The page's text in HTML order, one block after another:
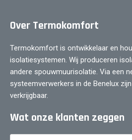
Over Termokomfort
Termokomfort is ontwikkelaar en
isolatiesystemen. Wij produceren
andere spouwmuurisolatie. Via een
systeemverwerkers in de Benelux
verkrijgbaar.
Wat onze klanten zeggen